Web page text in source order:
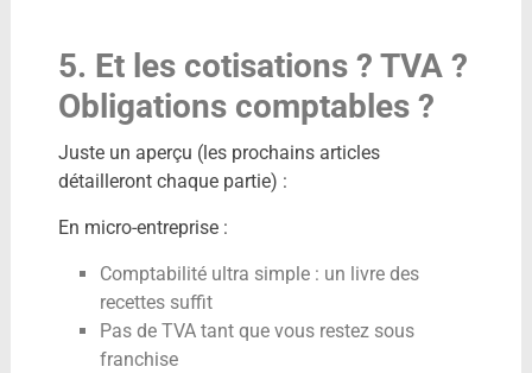
5. Et les cotisations ? TVA ?
Obligations comptables ?
Juste un aperçu (les prochains articles
détailleront chaque partie) :
En micro-entreprise :
Comptabilité ultra simple : un livre des
recettes suffit
Pas de TVA tant que vous restez sous
franchise